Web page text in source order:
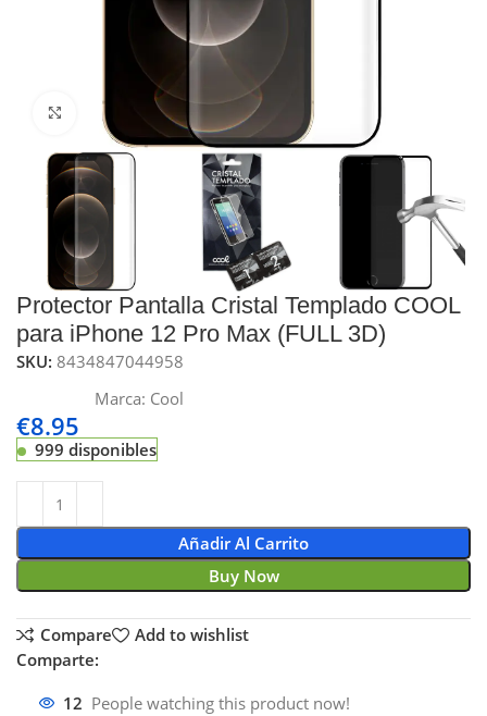
Click to enlarge
Protector Pantalla Cristal Templado COOL
para iPhone 12 Pro Max (FULL 3D)
SKU:8434847044958
Marca: Cool
€8.95
999 disponibles
Añadir Al Carrito
Buy Now
Compare
Add to wishlist
Comparte:
12 People watching this product now!